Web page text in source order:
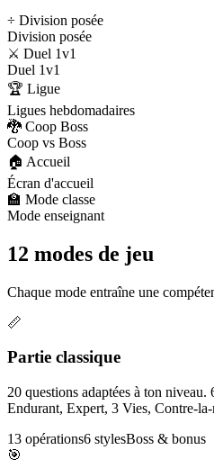
÷ Division posée
Division posée
⚔️ Duel 1v1
Duel 1v1
🏆 Ligue
Ligues hebdomadaires
🐉 Coop Boss
Coop vs Boss
🏠 Accueil
Écran d'accueil
🏫 Mode classe
Mode enseignant
12 modes de jeu
Chaque mode entraîne une
📏
Partie classique
20 questions adaptées à ton
Endurant, Expert, 3 Vies, Contre-
13 opérations6 stylesBoss & bonus
🎯